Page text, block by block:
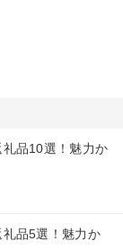
品10選！魅力か
品5選！魅力か